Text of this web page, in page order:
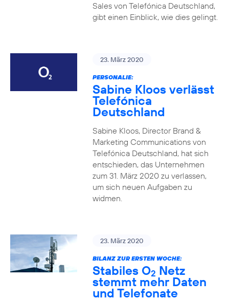
Sales von Telefónica Deutschland,
gibt einen Einblick, wie dies gelingt.
23. März 2020
PERSONALIE:
Sabine Kloos verlässt
Telefónica
Deutschland
Sabine Kloos, Director Brand &
Marketing Communications von
Telefónica Deutschland, hat sich
entschieden, das Unternehmen
zum 31. März 2020 zu verlassen,
um sich neuen Aufgaben zu
widmen.
23. März 2020
BILANZ ZUR ERSTEN WOCHE:
Stabiles O2 Netz
stemmt mehr Daten
und Telefonate